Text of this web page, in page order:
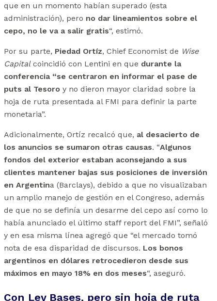
que en un momento habían superado (esta
administración), pero no dar lineamientos sobre el
cepo, no le va a salir gratis“, estimó.
Por su parte, Piedad Ortíz, Chief Economist de Wise
Capital coincidió con Lentini en que durante la
conferencia “se centraron en informar el pase de
puts al Tesoro y no dieron mayor claridad sobre la
hoja de ruta presentada al FMI para definir la parte
monetaria”.
Adicionalmente, Ortíz recalcó que, al desacierto de
los anuncios se sumaron otras causas. “Algunos
fondos del exterior estaban aconsejando a sus
clientes mantener bajas sus posiciones de inversión
en Argentina (Barclays), debido a que no visualizaban
un amplio manejo de gestión en el Congreso, además
de que no se definía un desarme del cepo así como lo
había anunciado el último staff report del FMI”, señaló
y en esa misma línea agregó que “el mercado tomó
nota de esa disparidad de discursos. Los bonos
argentinos en dólares retrocedieron desde sus
máximos en mayo 18% en dos meses“, aseguró.
Con Ley Bases, pero sin hoja de ruta